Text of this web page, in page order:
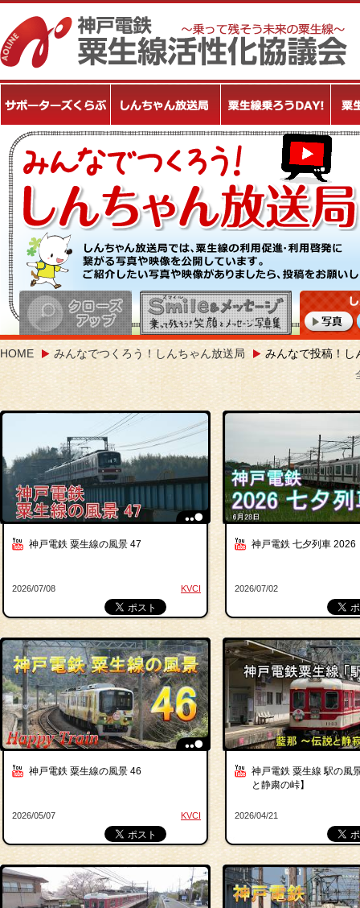
HOME みんなでつくろう！しんちゃん放送局 みんなで投稿！し
神戸電鉄 粟生線の風景 47
KVCI
2026/07/08
神戸電鉄 七夕列車 2026
2026/07/02
神戸電鉄 粟生線の風景 46
KVCI
2026/05/07
神戸電鉄 粟生線 駅の風
と静粛の峠】
2026/04/21